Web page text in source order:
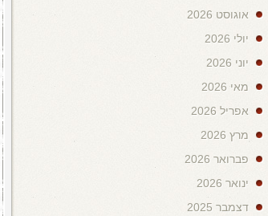
אוגוסט 2026
יולי 2026
יוני 2026
מאי 2026
אפריל 2026
מרץ 2026
פברואר 2026
ינואר 2026
דצמבר 2025